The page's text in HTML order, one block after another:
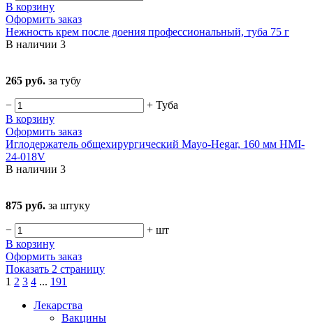
В корзину
Оформить заказ
Нежность крем после доения профессиональный, туба 75 г
В наличии 3
265 руб. за тубу
− + Туба
В корзину
Оформить заказ
Иглодержатель общехирургический Mayo-Hegar, 160 мм HMI-
24-018V
В наличии 3
875 руб. за штуку
− + шт
В корзину
Оформить заказ
Показать 2 страницу
1 2 3 4 ... 191
Лекарства
Вакцины